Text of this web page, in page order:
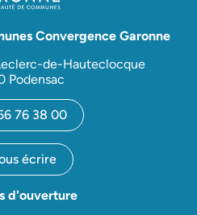
Convergence Garonne
de-Hauteclocque
Podensac
76 38 00
écrire
d'ouverture